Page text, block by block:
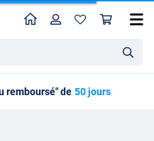
HomeProfil
remboursé" de 50 jours
Ultimate Hyperga Axis AXB Seatbox Set